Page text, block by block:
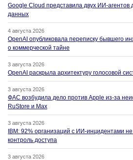
Google Cloud представила двух ИИ-агентов
данных
4 августа 2026
OpenAI опубликовала переписку бывшего
о коммерческой тайне
3 августа 2026
OpenAI раскрыла архитектуру голосовой
3 августа 2026
ФАС возбудила дело против Apple из-за
RuStore и Max
3 августа 2026
IBM: 92% организаций с ИИ-инцидентами
контроль доступа
3 августа 2026